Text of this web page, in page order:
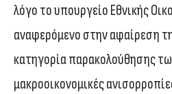
λόγο το υπουργείο Εθνικής
αναφερόμενο στην αφαίρεση
κατηγορία παρακολούθησης
μακροοικονομικές